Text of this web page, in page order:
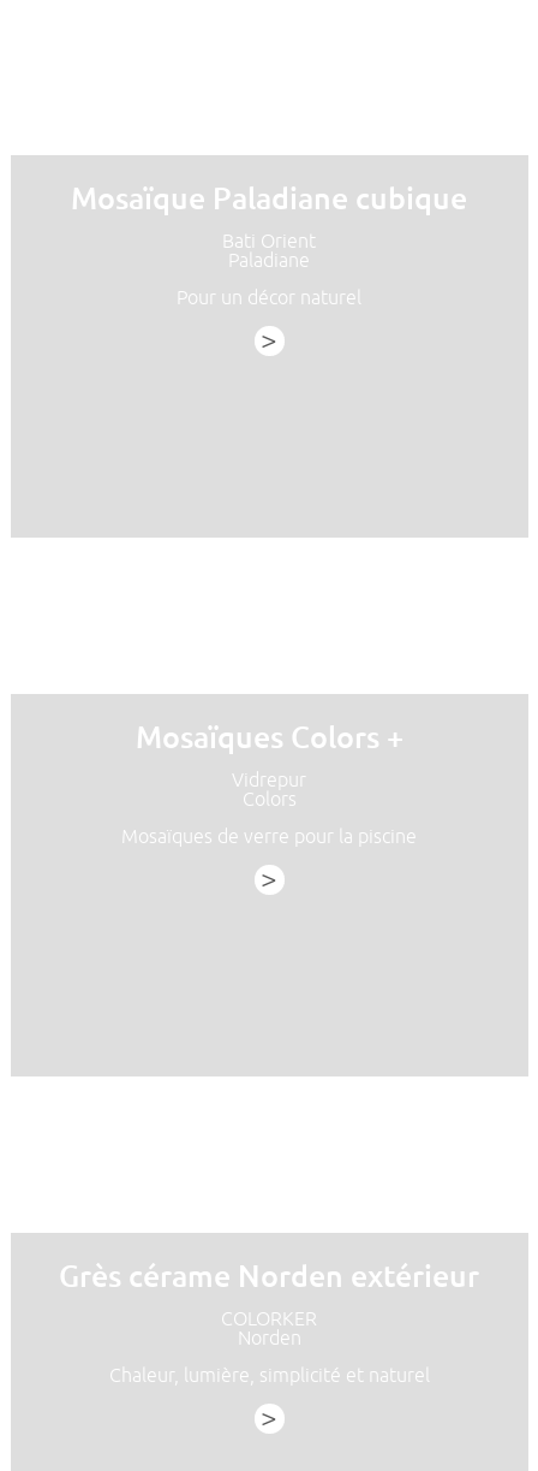
Mosaïque Paladiane cubique
Bati Orient
Paladiane
Pour un décor naturel
>
Mosaïques Colors +
Vidrepur
Colors
Mosaïques de verre pour la piscine
>
Grès cérame Norden extérieur
COLORKER
Norden
Chaleur, lumière, simplicité et naturel
>